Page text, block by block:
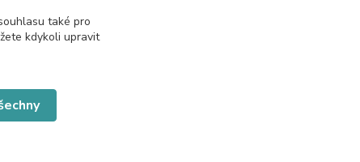
také pro
kdykoli upravit